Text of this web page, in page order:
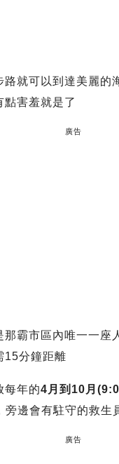
路就可以到達美麗的
點害羞就是了
廣告
那霸市區內唯一一座
15分鐘距離
每年的4月到10月
旁邊會有駐守的救生
廣告